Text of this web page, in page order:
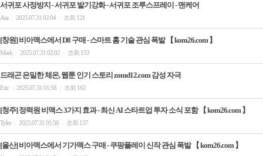
서귀포 사정방지 - 서귀포 발기강화 - 서귀포 조루스프레이 - 맨케어
Asa 2025.07.31 02:04 조회 121
[창원] 비아맥스에서 D8 구매 - 스마트 홈 기술 관심 폭발 【 kom26.com 】
Mark 2025.07.31 02:02 조회 153
드래곤 은밀한 체온, 웹툰 인기 스토리 zomd12.com 감성 자극
Eric 2025.07.31 01:58 조회 162
[청주] 정력원 비맥스 3가지 효과 - 최신 AI 스타트업 투자 소식 포함 【 kom26.com 】
Tyler 2025.07.31 01:56 조회 137
[울산] 비아맥스에서 기가맥스 구매 - 쿠팡플레이 신작 관심 폭발 【 kom26.com 】